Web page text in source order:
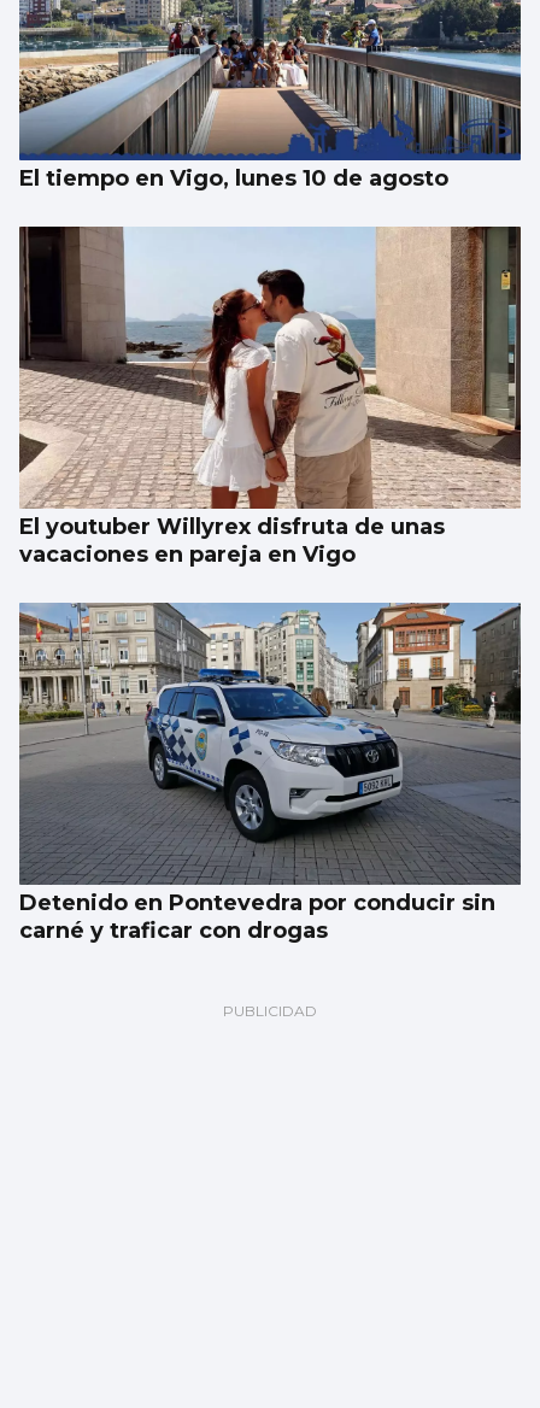
FÚTBOL
La gobernanza de la FIFA genera dudas
El tiempo en Vigo, lunes 10 de agosto
El youtuber Willyrex disfruta de unas
vacaciones en pareja en Vigo
Detenido en Pontevedra por conducir sin
carné y traficar con drogas